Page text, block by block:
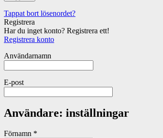
Tappat bort lösenordet?
Registrera
Har du inget konto? Registrera ett!
Registrera konto
Användarnamn
E-post
Användare: inställningar
Förnamn *